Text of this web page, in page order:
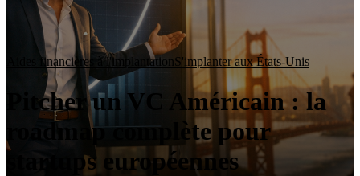
Aides financières à l'implantationS'implanter aux États-Unis
Pitcher un VC Américain : la
roadmap complète pour
startups européennes